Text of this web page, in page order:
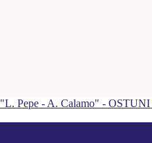
"L. Pepe - A. Calamo" - OSTUNI